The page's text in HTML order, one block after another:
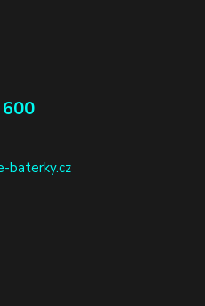
baterky.cz